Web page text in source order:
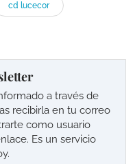
cd lucecor
a través de
recibirla en tu correo
como usuario
Es un servicio